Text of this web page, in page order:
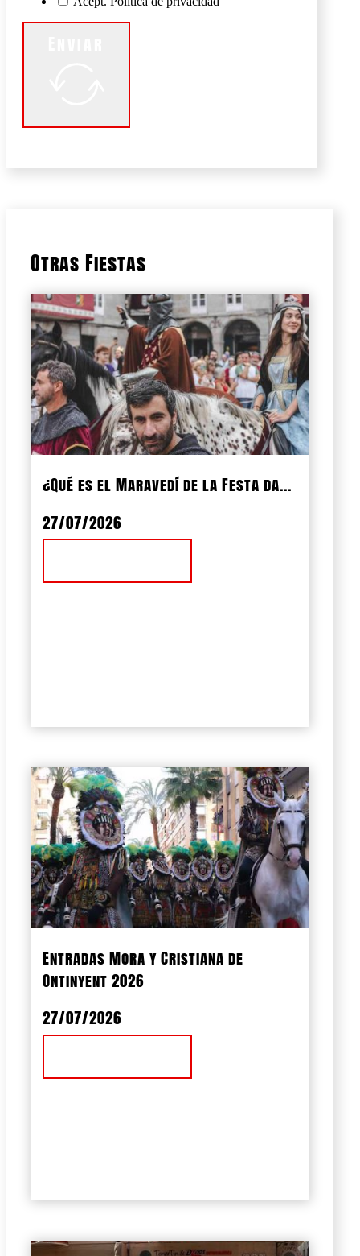
Otras Fiestas
¿Qué es el Maravedí de la Festa da...
27/07/2026
Entradas Mora y Cristiana de
Ontinyent 2026
27/07/2026